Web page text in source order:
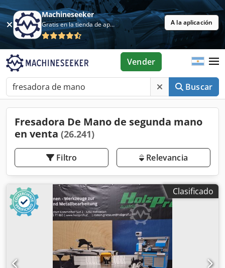
Machineseeker
Gratis en la tienda de aplicaciones A la aplicación
Buscar
Vender
Fresadora De Mano de segunda mano
en venta (26.241)
Filtro Relevancia
Clasificado